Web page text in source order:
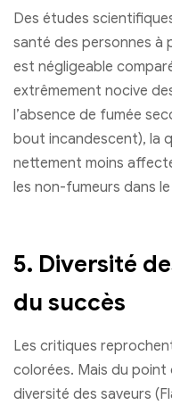
Des études
santé des personnes à
est négligeable
extrêmement nocive
l’absence de fumée
bout incandescent), la
nettement moins
les non-fumeurs dans
5. Diversité
du succès
Les critiques
colorées. Mais du point
diversité des saveurs